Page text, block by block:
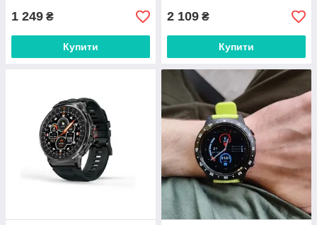
1 249 ₴
Купити
2 109 ₴
Купити